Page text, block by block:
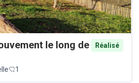
le long de
Réalisé
1